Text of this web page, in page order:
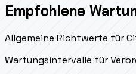
Empfohlene
Allgemeine Richtwerte für
Wartungsintervalle für